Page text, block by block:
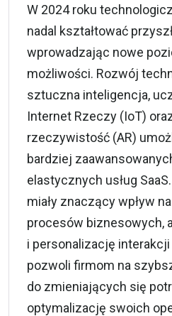
W 2024 roku
nadal kształtować
wprowadzając nowe
możliwości. Rozwój
sztuczna inteligencja,
Internet Rzeczy (IoT)
rzeczywistość (AR)
bardziej
elastycznych usług
miały znaczący wpływ
procesów biznesowych,
i personalizację
pozwoli firmom na
do zmieniających się
optymalizację swoich